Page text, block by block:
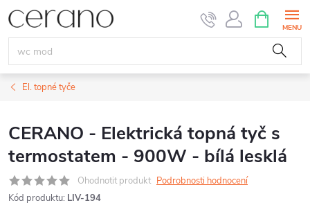
Přejít
na
obsah
NÁKUPNÍ
KOŠÍK
El. topné tyče
CERANO - Elektrická topná tyč s
termostatem - 900W - bílá lesklá
Ohodnotit produkt Podrobnosti hodnocení
Kód produktu: LIV-194